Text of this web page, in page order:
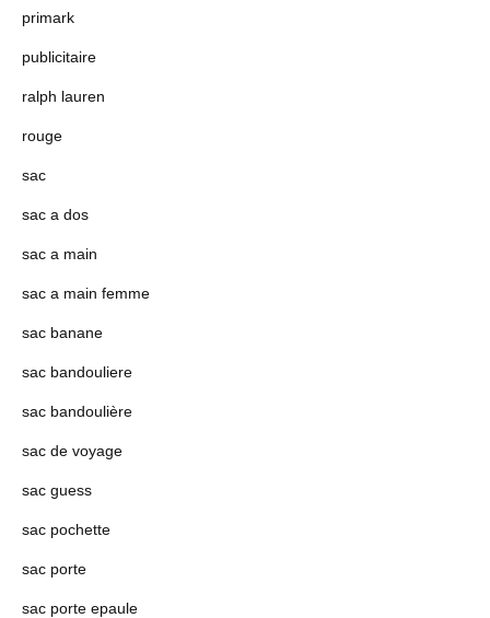
primark
publicitaire
ralph lauren
rouge
sac
sac a dos
sac a main
sac a main femme
sac banane
sac bandouliere
sac bandoulière
sac de voyage
sac guess
sac pochette
sac porte
sac porte epaule